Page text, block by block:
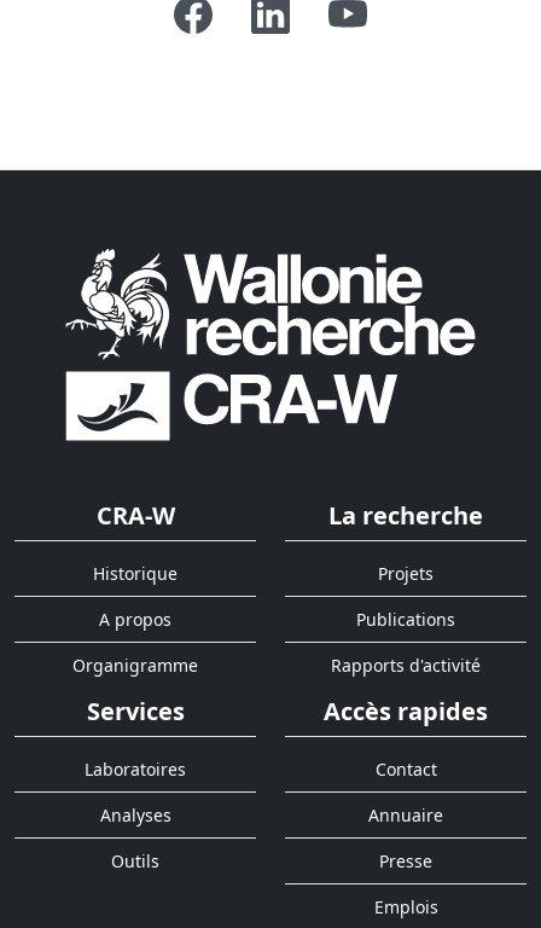
CRA-W
Historique
A propos
Organigramme
La recherche
Projets
Publications
Rapports d'activité
Services
Laboratoires
Analyses
Outils
Accès rapides
Contact
Annuaire
Presse
Emplois